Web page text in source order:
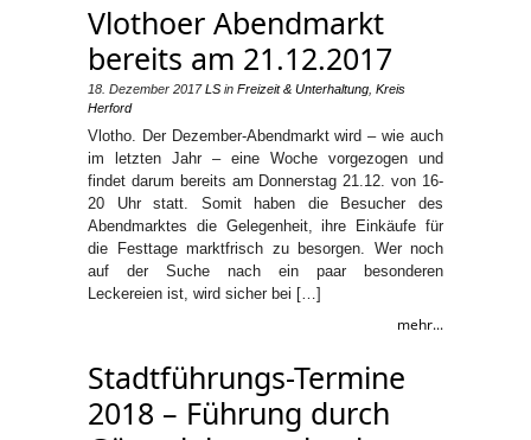
Vlothoer Abendmarkt
bereits am 21.12.2017
18. Dezember 2017 LS in Freizeit & Unterhaltung Kreis
Herford
Vlotho. Der Dezember-Abendmarkt wird – wie auch
im letzten Jahr – eine Woche vorgezogen und
findet darum bereits am Donnerstag 21.12. von 16-
20 Uhr statt. Somit haben die Besucher des
Abendmarktes die Gelegenheit, ihre Einkäufe für
die Festtage marktfrisch zu besorgen. Wer noch
auf der Suche nach ein paar besonderen
Leckereien ist, wird sicher bei […]
mehr...
Stadtführungs-Termine
2018 – Führung durch